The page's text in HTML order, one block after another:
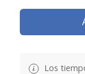
Los